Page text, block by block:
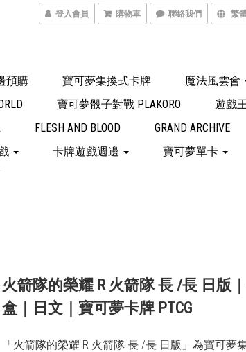
登入會員 購物車 聯絡我們 繁
預購 寶可夢集換式卡牌
魔法風雲會
寶可夢骰子對戰 PLAKORO
遊戲
FLESH AND BLOOD
GRAND ARCHIVE
卡牌遊戲週邊
寶可夢單卡
火箭隊的榮耀 R 火箭隊 長 /長 日版
盒｜日文｜寶可夢卡牌 PTCG
「火箭隊的榮耀 R 火箭隊 長 /長 日版」為寶可夢